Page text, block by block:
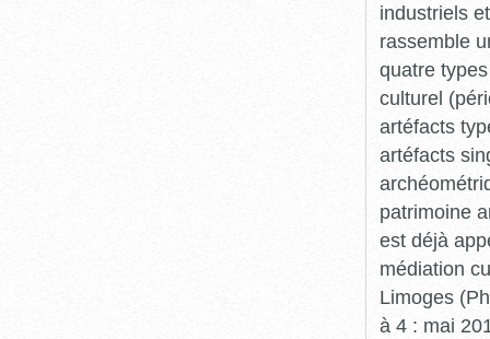
industriels
rassemble
quatre
culturel
artéfacts
artéfacts
patrimoine
est déjà
médiation
Limoges
à 4 : mai